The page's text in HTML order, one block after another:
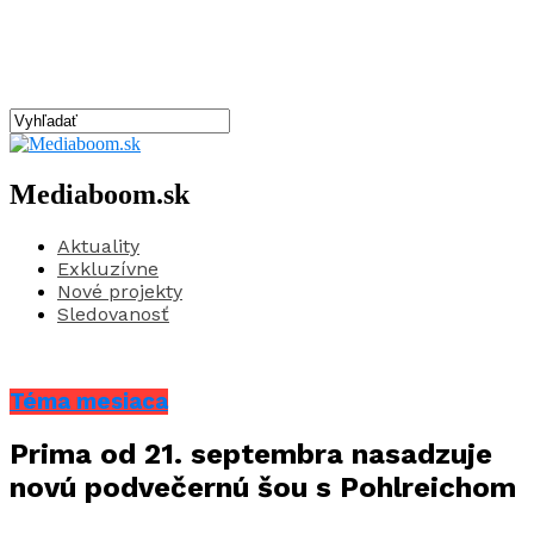
Mediaboom.sk
Aktuality
Exkluzívne
Nové projekty
Sledovanosť
Téma mesiaca
Prima od 21. septembra nasadzuje
novú podvečernú šou s Pohlreichom